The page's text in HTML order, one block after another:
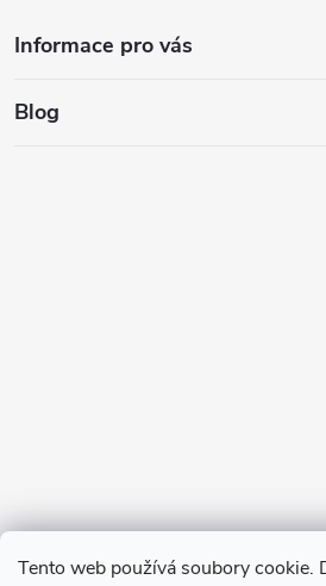
Tento web používá soubory cookie.
Informace pro vás
Blog